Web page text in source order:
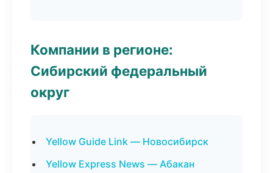
Компании в регионе:
Сибирский федеральный
округ
Yellow Guide Link — Новосибирск
Yellow Express News — Абакан